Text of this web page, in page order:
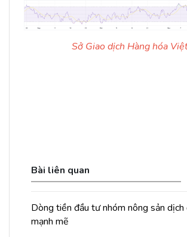
Sở Giao dịch Hàng hóa
Bài liên quan
Dòng tiền đầu tư nhóm nông sản dịch
mạnh mẽ